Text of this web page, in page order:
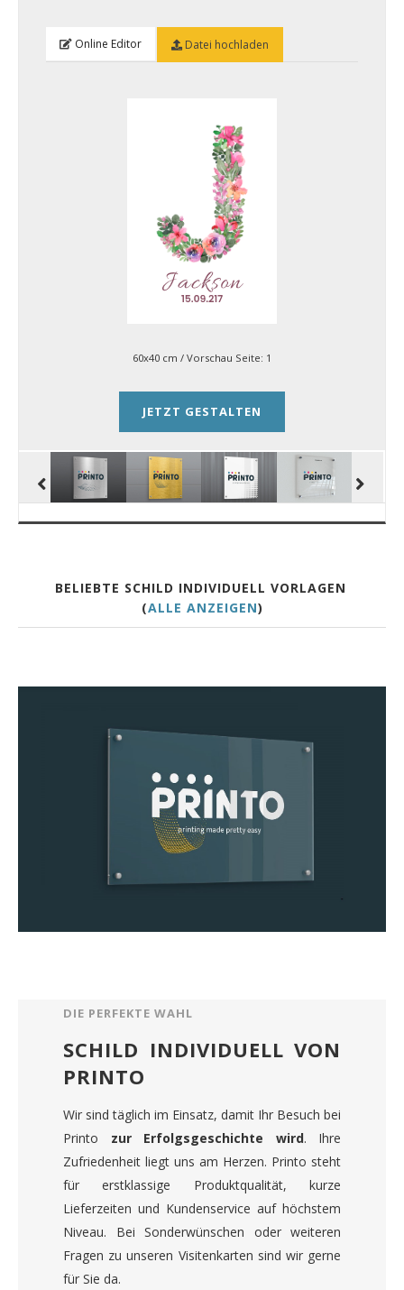
Online Editor Datei hochladen
60x40 cm / Vorschau Seite: 1
JETZT GESTALTEN
BELIEBTE SCHILD INDIVIDUELL VORLAGEN
(ALLE ANZEIGEN)
DIE PERFEKTE WAHL
SCHILD INDIVIDUELL VON
PRINTO
Wir sind täglich im Einsatz, damit Ihr Besuch bei
Printo zur Erfolgsgeschichte wird. Ihre
Zufriedenheit liegt uns am Herzen. Printo steht
für erstklassige Produktqualität, kurze
Lieferzeiten und Kundenservice auf höchstem
Niveau. Bei Sonderwünschen oder weiteren
Fragen zu unseren Visitenkarten sind wir gerne
für Sie da.